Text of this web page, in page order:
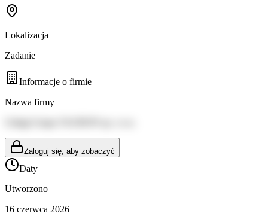
Lokalizacja
Zadanie
Informacje o firmie
Nazwa firmy
Zaloguj się, aby zobaczyć
Daty
Utworzono
16 czerwca 2026